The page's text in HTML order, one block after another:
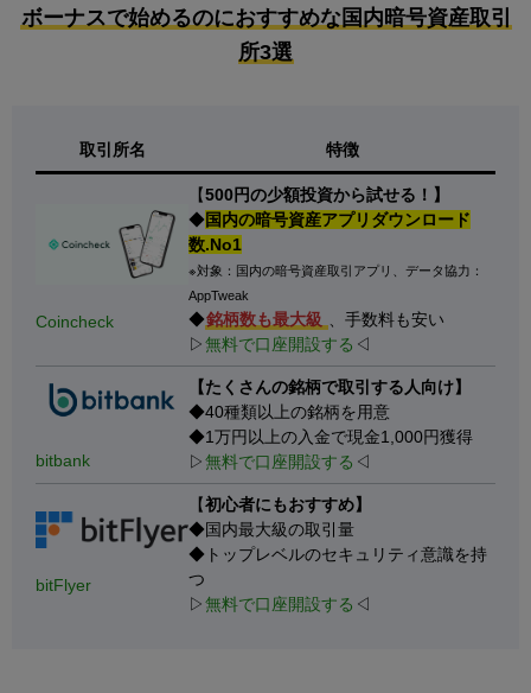
ボーナスで始めるのにおすすめな国内暗号資産取引
所3選
取引所名 特徴
Coincheck
【500円の少額投資から試せる！】
◆国内の暗号資産アプリダウンロード
数.No1
※対象：国内の暗号資産取引アプリ、データ協力：
AppTweak
◆銘柄数も最大級 、手数料も安い
▷無料で口座開設する ◁
bitbank
【たくさんの銘柄で取引する人向け】
◆40種類以上の銘柄を用意
◆1万円以上の入金で現金1,000円獲得
▷無料で口座開設する ◁
bitFlyer
【初心者にもおすすめ】
◆国内最大級の取引量
◆トップレベルのセキュリティ意識を持
つ
▷無料で口座開設する ◁